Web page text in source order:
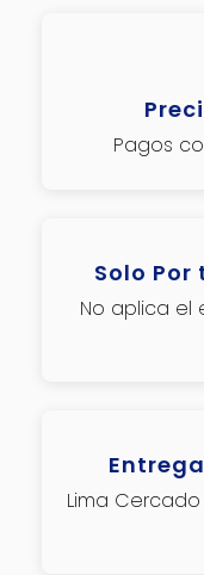
Pagos
Solo
No aplica el
Lima